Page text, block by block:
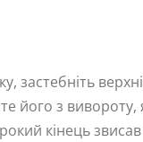
з вивороту,
кінець